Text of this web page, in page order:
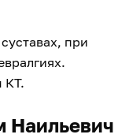
при
КТ.
Наильевич